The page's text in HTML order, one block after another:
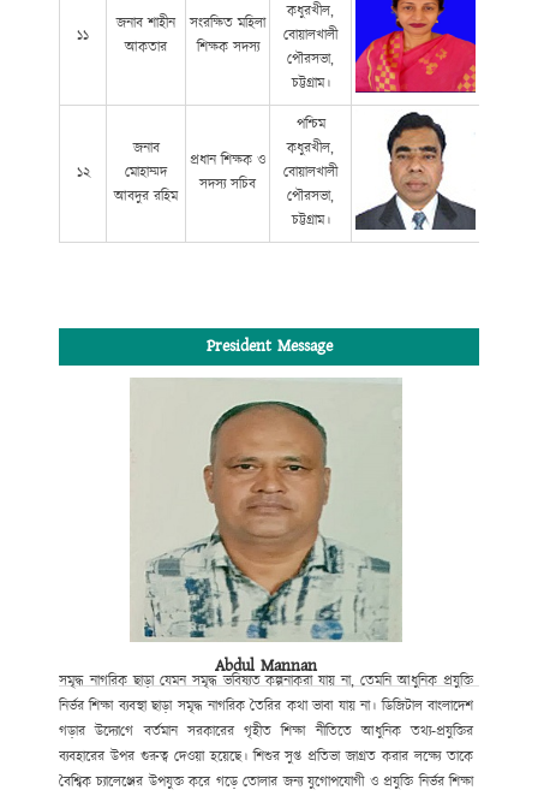
১১
জনাব শাহীন
আকতার
সংরক্ষিত মহিলা
শিক্ষক সদস্য
কধুরখীল,
বোয়ালখালী
পৌরসভা,
চট্টগ্রাম।
১২
জনাব
মোহাম্মদ
আবদুর রহিম
প্রধান শিক্ষক ও
সদস্য সচিব
পশ্চিম
কধুরখীল,
বোয়ালখালী
পৌরসভা,
চট্টগ্রাম।
President Message
Abdul Mannan
সমৃদ্ধ নাগরিক ছাড়া যেমন সমৃদ্ধ ভবিষ্যত কল্পনাকরা যায় না, তেমনি আধুনিক প্রযুক্তি
নির্ভর শিক্ষা ব্যবস্থা ছাড়া সমৃদ্ধ নাগরিক তৈরির কথা ভাবা যায় না। ডিজিটাল বাংলাদেশ
গড়ার উদ্যোগেবর্তমান সরকারের গৃহীত শিক্ষা নীতিতে আধুনিক তথ্য-প্রযুক্তির
ব্যবহারের উপর গুরুত্বদেওয়া হয়েছে। শিশুর সুপ্ত প্রতিভা জাগ্রত করার লক্ষ্যে তাকে
বৈশ্বিক চ্যালেঞ্জের উপযুক্ত করে গড়ে তোলার জন্য যুগোপযোগী ও প্রযুক্তি নির্ভর শিক্ষা